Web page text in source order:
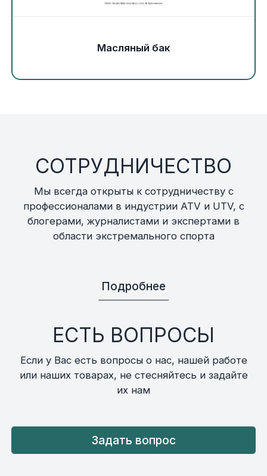
Якорное оборудование
Охлаждение
Масляный бак
СОТРУДНИЧЕСТВО
Мы всегда открыты к сотрудничеству с
профессионалами в индустрии ATV и UTV, с
блогерами, журналистами и экспертами в
области экстремального спорта
Подробнее
ЕСТЬ ВОПРОСЫ
Если у Вас есть вопросы о нас, нашей работе
или наших товарах, не стесняйтесь и задайте
их нам
Задать вопрос